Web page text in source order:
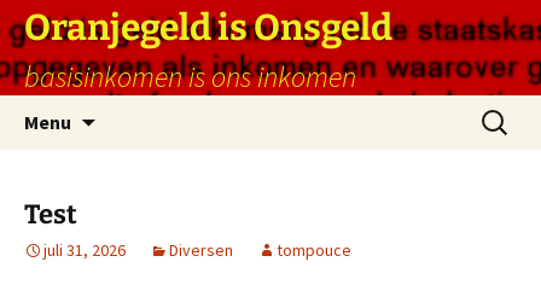
naar
de
inhoud
Oranjegeld is Onsgeld
basisinkomen is ons inkomen
Menu
Zoeken
naar:
Test
juli 31, 2026 Diversen tompouce